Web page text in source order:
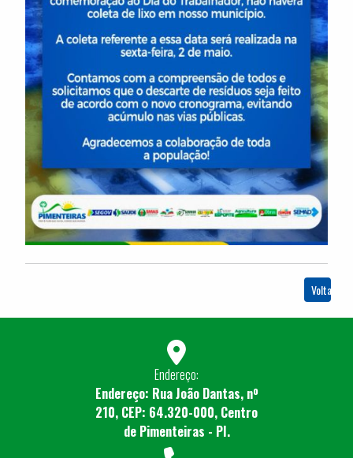
Voltar
Endereço:
Endereço: Rua João Dantas, nº
210, CEP: 64.320-000, Centro
de Pimenteiras - PI.